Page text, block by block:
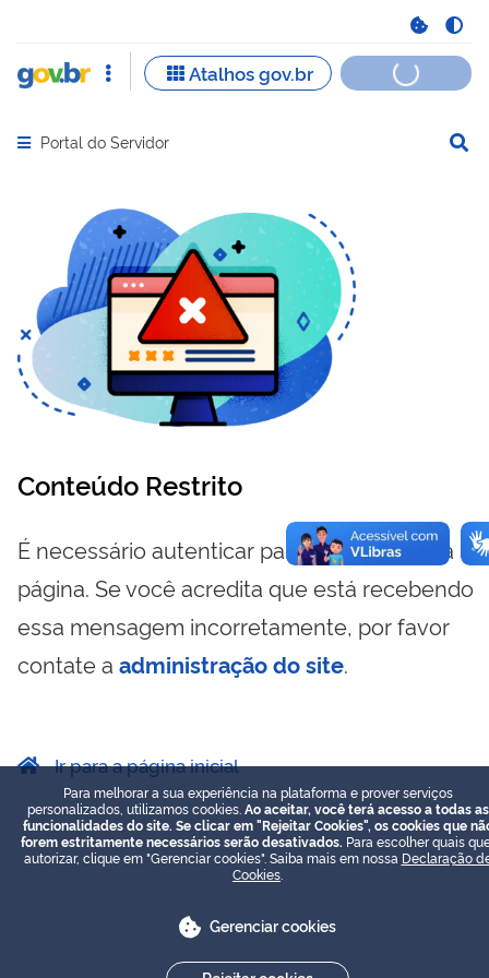
Abrir menu principal de navegação
Portal do Servidor
Conteúdo Restrito
É necessário autenticar para visualizar essa
página. Se você acredita que está recebendo
essa mensagem incorretamente, por favor
contate a administração do site.
Ir para a página inicial
Para melhorar a sua experiência na plataforma e prover serviços
personalizados, utilizamos cookies. Ao aceitar, você terá acesso a todas as
funcionalidades do site. Se clicar em "Rejeitar Cookies", os cookies que
forem estritamente necessários serão desativados. Para escolher quais
autorizar, clique em "Gerenciar cookies". Saiba mais em nossa Declaração
Cookies
Gerenciar cookies